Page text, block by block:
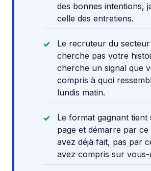
des bonnes intentions,
celle des entretiens.
Le recruteur du
cherche pas votre
cherche un signal que
compris à quoi
lundis matin.
Le format gagnant tient
page et démarre par ce
avez déjà fait, pas par
avez compris sur vous-